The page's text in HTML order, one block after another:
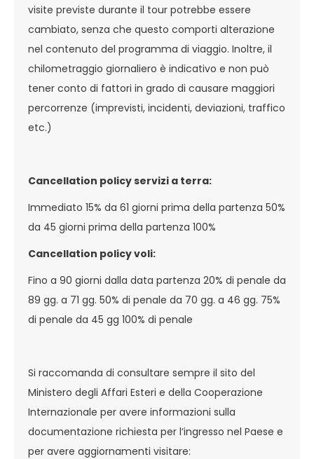
visite previste durante il tour potrebbe essere
cambiato, senza che questo comporti alterazione
nel contenuto del programma di viaggio. Inoltre, il
chilometraggio giornaliero è indicativo e non può
tener conto di fattori in grado di causare maggiori
percorrenze (imprevisti, incidenti, deviazioni, traffico
etc.)
Cancellation policy servizi a terra:
Immediato 15% da 61 giorni prima della partenza 50%
da 45 giorni prima della partenza 100%
Cancellation policy voli:
Fino a 90 giorni dalla data partenza 20% di penale da
89 gg. a 71 gg. 50% di penale da 70 gg. a 46 gg. 75%
di penale da 45 gg 100% di penale
Si raccomanda di consultare sempre il sito del
Ministero degli Affari Esteri e della Cooperazione
Internazionale per avere informazioni sulla
documentazione richiesta per l’ingresso nel Paese e
per avere aggiornamenti visitare: